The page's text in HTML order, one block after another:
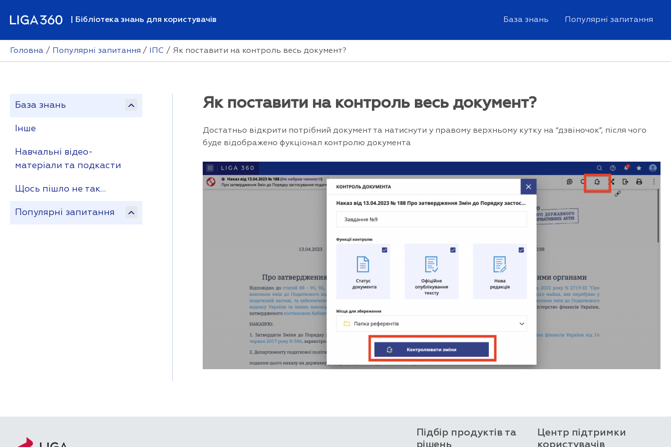
| Бібліотека знань для користувачів База знань Популярні запитання
Головна Популярні запитання ІПС Як поставити на контроль весь документ?
База знань
Інше
Навчальні відео-
матеріали та подкасти
Щось пішло не так…
Популярні запитання
Як поставити на контроль весь документ?
Достатньо відкрити потрібний документ та натиснути у правому верхньому кутку на “дзвіночок”, після чого
буде відображено фукціонал контролю документа
Підбір продуктів та
рішень
Центр підтримки
користувачів